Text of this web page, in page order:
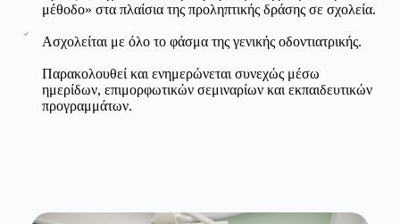
μέθοδο» στα πλαίσια της προληπτικής δράσης σε σχολεία.
Ασχολείται με όλο το φάσμα της γενικής οδοντιατρικής.
Παρακολουθεί και ενημερώνεται συνεχώς μέσω
ημερίδων, επιμορφωτικών σεμιναρίων και εκπαιδευτικών
προγραμμάτων.